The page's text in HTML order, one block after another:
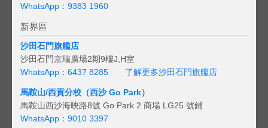
WhatsApp：9383 1960
新界區
沙田石門旗艦店
沙田石門京瑞廣場2期9樓J,H室
WhatsApp：6437 8285
了解更多沙田石門旗艦店
馬鞍山/西貢分校（西沙 Go Park）
馬鞍山西沙海映路8號 Go Park 2 商場 LG25 號鋪
WhatsApp：9010 3397